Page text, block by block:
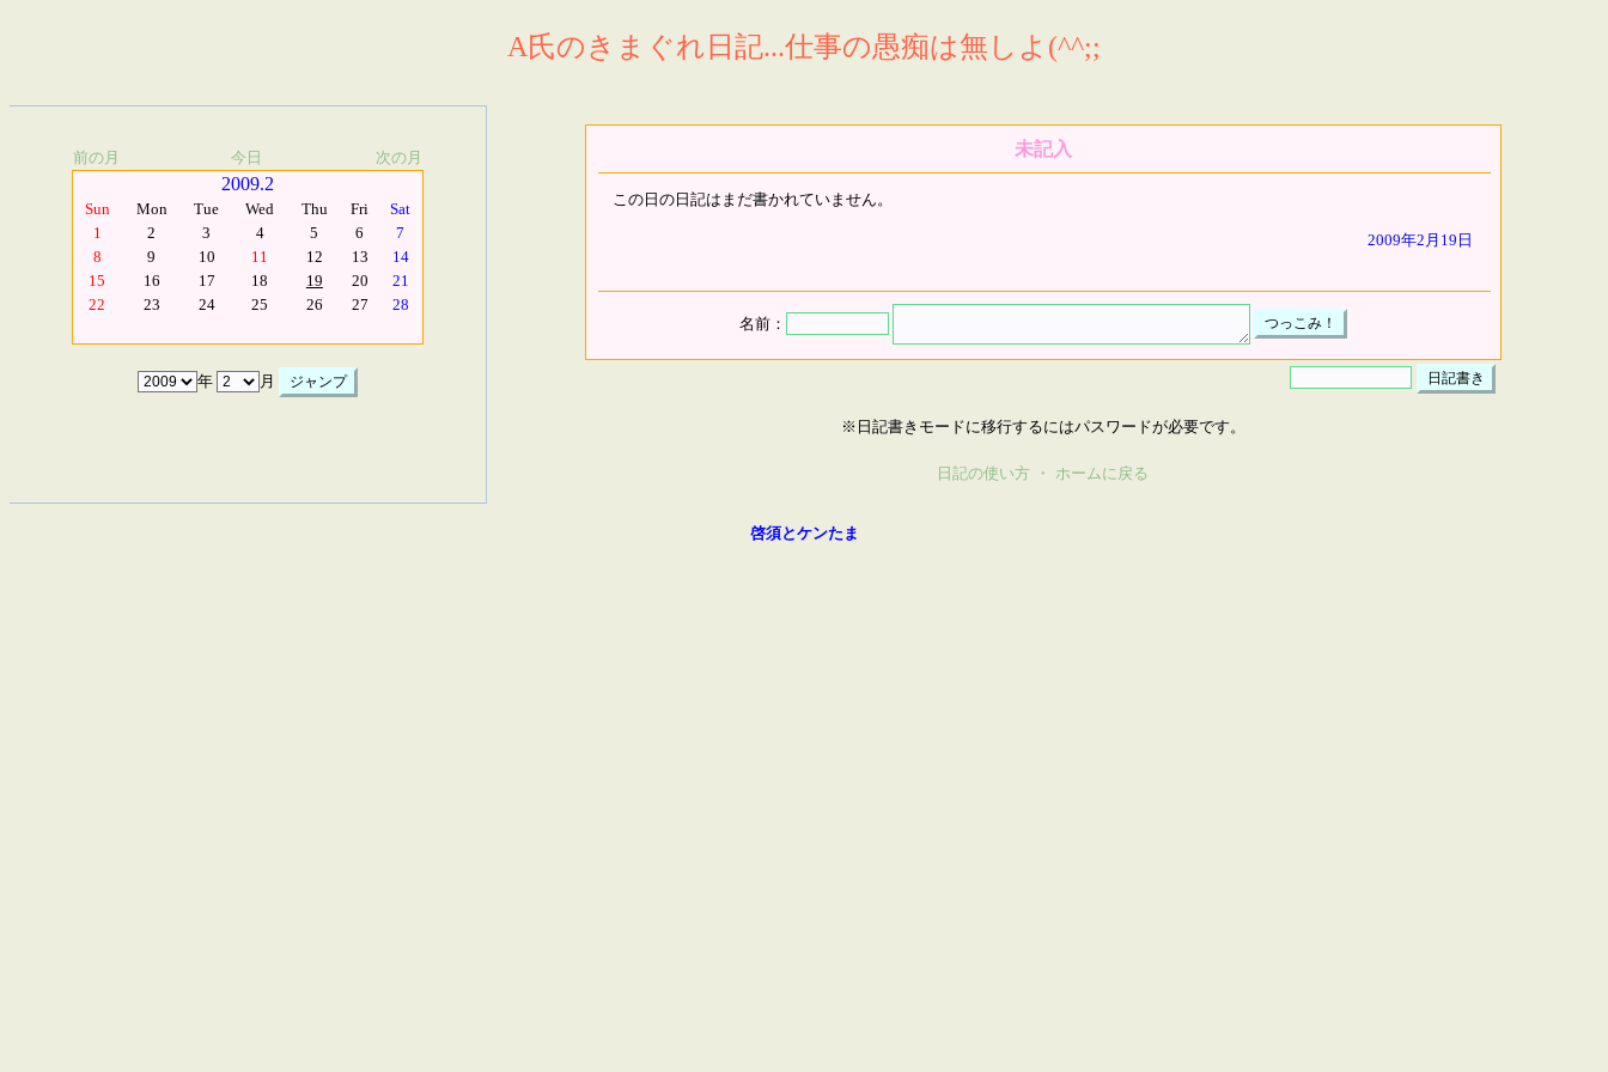
A氏のきまぐれ日記...仕事の愚痴は無しよ(^^;;
前の月 今日 次の月
2009.2
Sun Mon Tue Wed Thu Fri
Sat
1
2 3 4 5 6
7
8
9 10 11 12 13
14
15
16 17 18 19 20
21
22
23 24 25 26 27 28
年 月
未記入
この日の日記はまだ書かれていません。
2009年2月19日
名前：
※日記書きモードに移行するにはパスワードが必要です。
日記の使い方 ・ ホームに戻る
啓須とケンたま